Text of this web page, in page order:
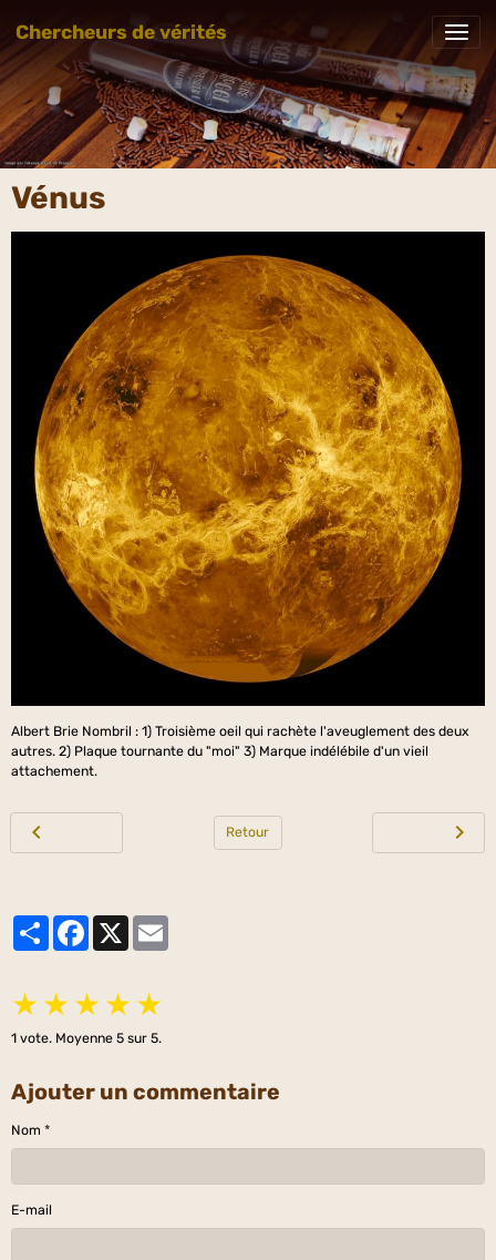
Chercheurs de vérités
Vénus
Albert Brie Nombril : 1) Troisième oeil qui rachète l'aveuglement des deux
autres. 2) Plaque tournante du "moi" 3) Marque indélébile d'un vieil
attachement.
Retour
PartagerFacebook
X
★ ★ ★ ★ ★
1 vote. Moyenne 5 sur 5.
Ajouter un commentaire
Nom
E-mail